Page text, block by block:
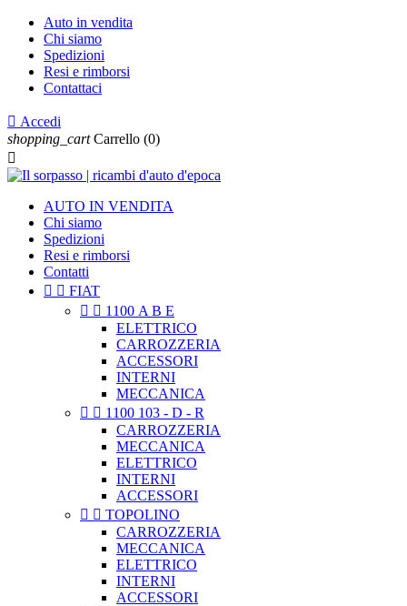
Auto in vendita
Chi siamo
Spedizioni
Resi e rimborsi
Contattaci
 Accedi
shopping_cart Carrello (0)

AUTO IN VENDITA
Chi siamo
Spedizioni
Resi e rimborsi
Contatti
  FIAT
  1100 A B E
ELETTRICO
CARROZZERIA
ACCESSORI
INTERNI
MECCANICA
  1100 103 - D - R
CARROZZERIA
MECCANICA
ELETTRICO
INTERNI
ACCESSORI
  TOPOLINO
CARROZZERIA
MECCANICA
ELETTRICO
INTERNI
ACCESSORI